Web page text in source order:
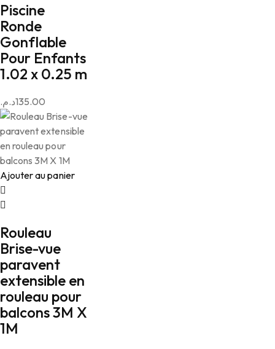
Piscine
Ronde
Gonflable
Pour Enfants
1.02 x 0.25 m
135.00د.م.
Ajouter au panier
Rouleau
Brise-vue
paravent
extensible en
rouleau pour
balcons 3M X
1M